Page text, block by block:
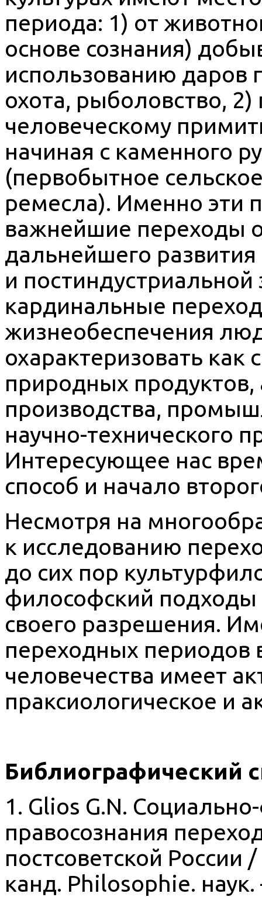
периода: 1) от
основе сознания)
использованию даров
охота, рыболовство,
человеческому
начиная с каменного
(первобытное
ремесла). Именно эти
важнейшие переходы
дальнейшего
и
кардинальные
жизнеобеспечения
охарактеризовать как
природных
производства,
научно-технического
Интересующее нас
способ и начало
Несмотря на
к исследованию
до сих пор
философский
своего разрешения.
переходных периодов
человечества имеет
праксиологическое и
Библиографический
1. Glios G.N.
правосознания
постсоветской России
канд. Philosophie.